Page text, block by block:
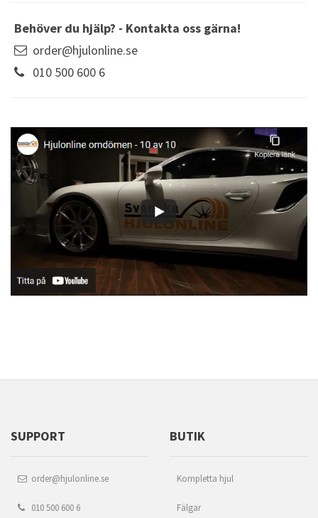
Behöver du hjälp? - Kontakta oss gärna!
order@hjulonline.se
010 500 600 6
SUPPORT
order@hjulonline.se
010 500 600 6
BUTIK
Kompletta hjul
Fälgar